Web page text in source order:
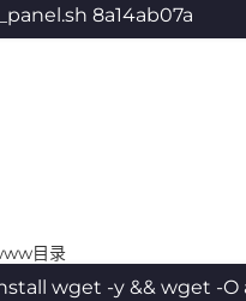
8a14ab07a
目录
wget -y && wget -O